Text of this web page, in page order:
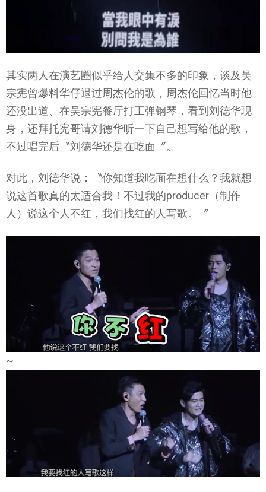
其实两人在演艺圈似乎给人交集不多的印象，谈及吴
宗宪曾爆料华仔退过周杰伦的歌，周杰伦回忆当时他
还没出道、在吴宗宪餐厅打工弹钢琴，看到刘德华现
身，还拜托宪哥请刘德华听一下自己想写给他的歌，
不过唱完后〝刘德华还是在吃面〞。
对此，刘德华说：〝你知道我吃面在想什么？我就想
说这首歌真的太适合我！不过我的producer（制作
人）说这个人不红，我们找红的人写歌。〞
~